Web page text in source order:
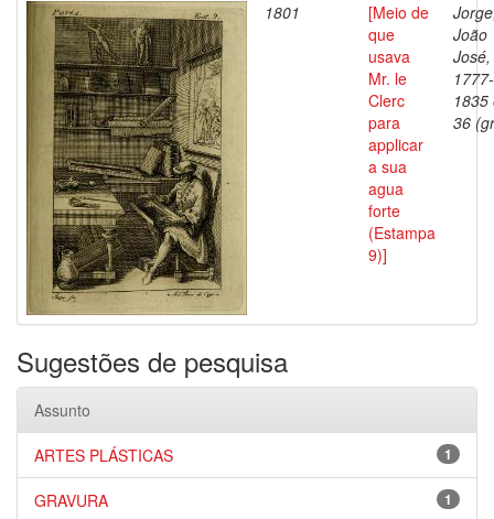
1801
[Meio de
que
usava
Mr. le
Clerc
para
applicar
a sua
agua
forte
(Estampa
9)]
João
José,
1777-
1835
36
Sugestões de pesquisa
Assunto
1
ARTES PLÁSTICAS
1
GRAVURA